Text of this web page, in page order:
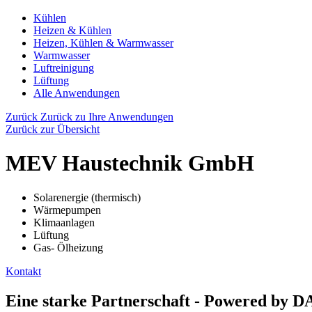
Kühlen
Heizen & Kühlen
Heizen, Kühlen & Warmwasser
Warmwasser
Luftreinigung
Lüftung
Alle Anwendungen
Zurück Zurück zu Ihre Anwendungen
Zurück zur Übersicht
MEV Haustechnik GmbH
Solarenergie (thermisch)
Wärmepumpen
Klimaanlagen
Lüftung
Gas- Ölheizung
Kontakt
Eine starke Partnerschaft - Powered by